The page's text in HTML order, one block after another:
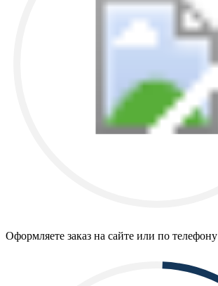
Оформляете заказ на сайте или по телефону